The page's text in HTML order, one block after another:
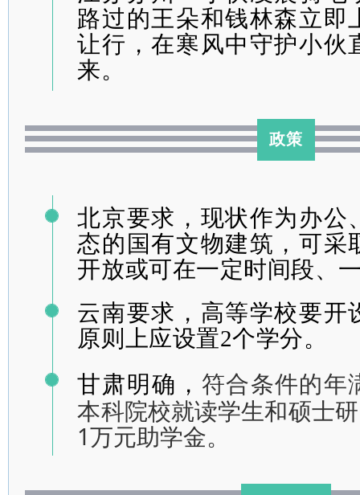
路过的王朵和钱林森立即
让行，在寒风中守护小伙
来。
政策
北京要求，现状作为办公
态的国有文物建筑，可采
开放或可在一定时间段、
云南要求，高等学校要开
原则上应设置2个学分。
甘肃明确， 符合条件的年
本科院校就读学生和硕士
1万元助学金。